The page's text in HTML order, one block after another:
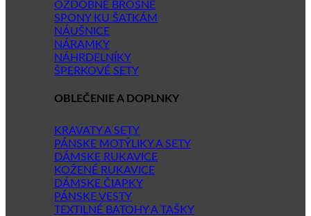
OZDOBNÉ BROŠNE
SPONY KU ŠATKÁM
NÁUŠNICE
NÁRAMKY
NÁHRDELNÍKY
ŠPERKOVÉ SETY
OBLEČENIE A DOPLNKY
KRAVATY A SETY
PÁNSKE MOTÝLIKY A SETY
DÁMSKE RUKAVICE
KOŽENÉ RUKAVICE
DÁMSKE ČIAPKY
PÁNSKE VESTY
TEXTILNÉ BATOHY A TAŠKY